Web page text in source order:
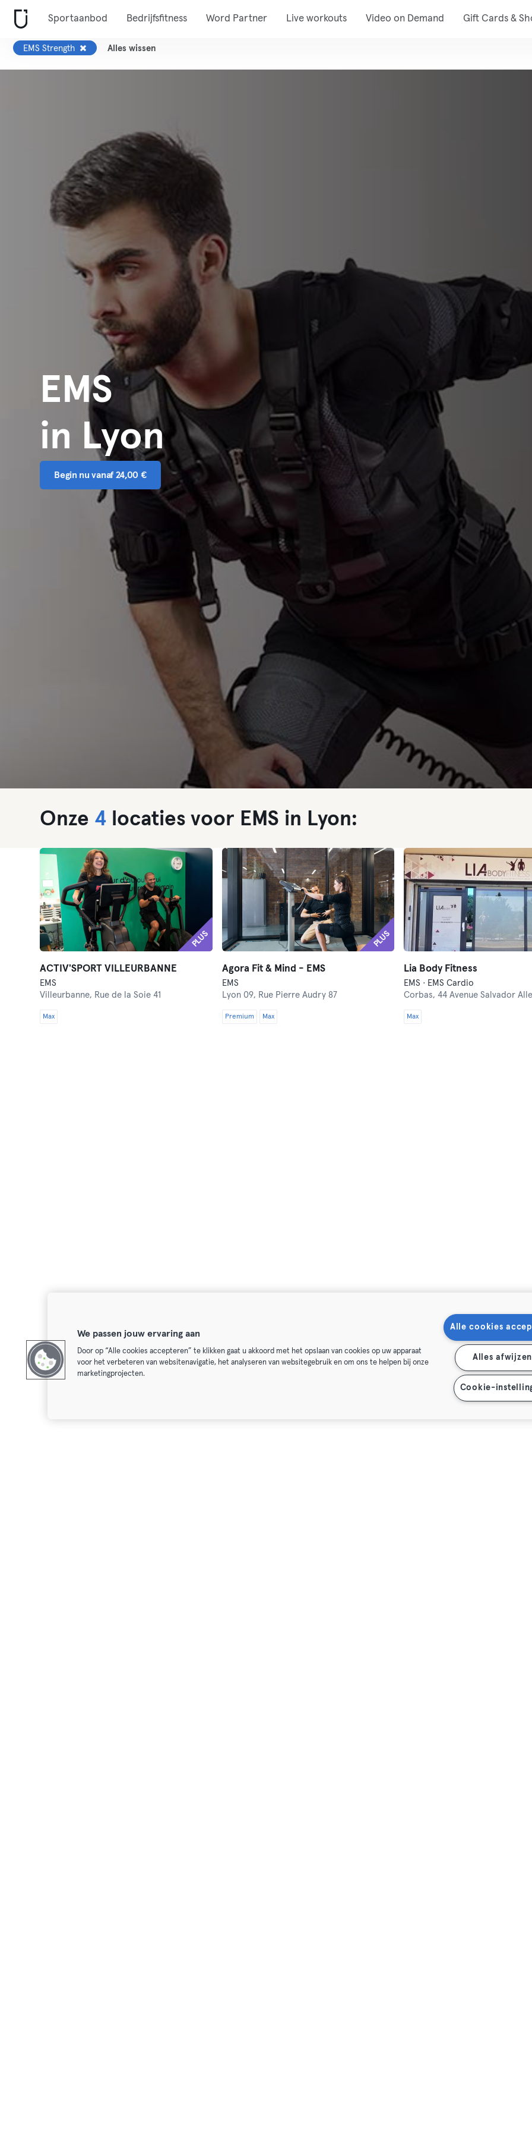
Sportaanbod Bedrijfsfitness Word Partner Live workouts Video on Demand Gift Cards &
EMS Strength Alles wissen
EMS
in Lyon
Begin nu vanaf 24,00 €
Onze 4 locaties voor EMS in Lyon:
PLUS
ACTIV'SPORT VILLEURBANNE
EMS
Villeurbanne, Rue de la Soie 41
Max
PLUS
Agora Fit & Mind - EMS
EMS
Lyon 09, Rue Pierre Audry 87
Premium Max
Lia Body Fitness
EMS · EMS Cardio
Corbas, 44 Avenue Salvador
Max
We passen jouw ervaring aan
Door op “Alle cookies accepteren” te klikken gaat u akkoord met het opslaan van cookies op uw apparaat
voor het verbeteren van websitenavigatie, het analyseren van websitegebruik en om ons te helpen bij onze
marketingprojecten.
Alle cookies
Alles afwijzen
Cookie-